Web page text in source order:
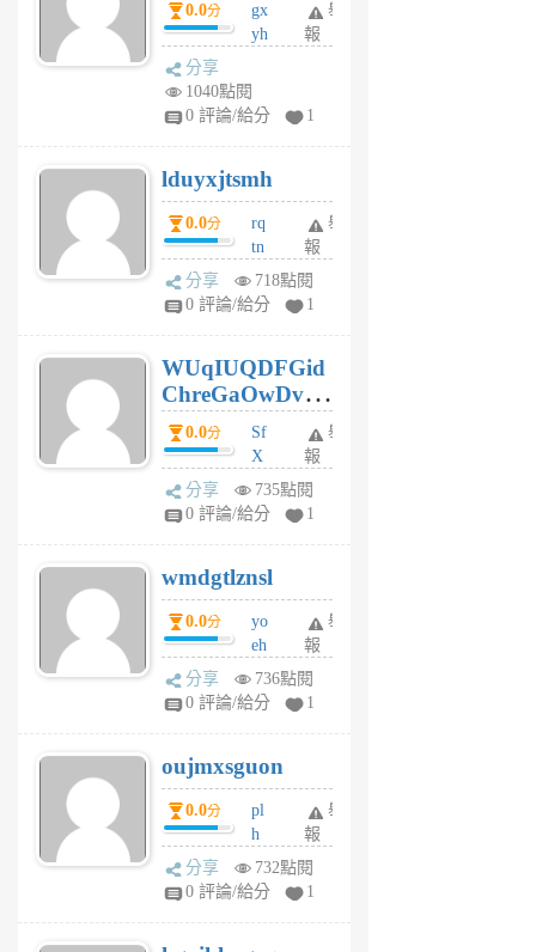
個
月
0.0分
gx
yh
jl
月
前
舉
報
分享
1040點閱
0 評論/給分
1
lduyxjtsmh
0.0分
rq
tn
jt
gl
個
月
前
舉
報
分享
718點閱
0 評論/給分
1
WUqIUQDFGid
ChreGaOwDv
dY0.0分
Sf
X
Pe
Jc
R
P
m
v
A
V
個
月
前
舉
報
分享
735點閱
0 評論/給分
1
wmdgtlznsl
0.0分
yo
eh
ld
gy
個
月
前
舉
報
分享
736點閱
0 評論/給分
1
oujmxsguon
0.0分
pl
h
wi
w
舉
報
分享
732點閱
0 評論/給分
1